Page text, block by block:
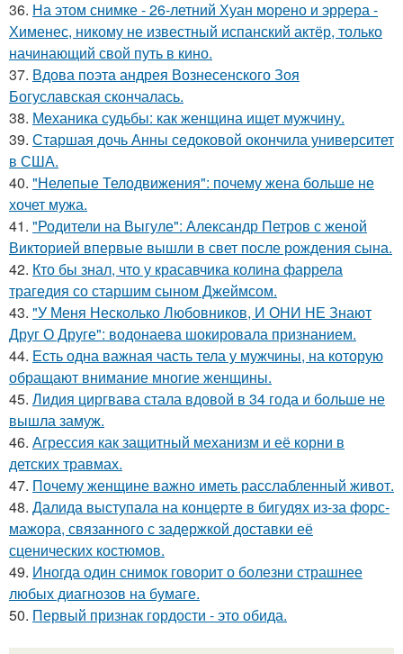
36. На этом снимке - 26-летний Хуан морено и эррера -
Хименес, никому не известный испанский актёр, только
начинающий свой путь в кино.
37. Вдова поэта андрея Вознесенского Зоя
Богуславская скончалась.
38. Механика судьбы: как женщина ищет мужчину.
39. Старшая дочь Анны седоковой окончила университет
в США.
40. "Нелепые Телодвижения": почему жена больше не
хочет мужа.
41. "Родители на Выгуле": Александр Петров с женой
Викторией впервые вышли в свет после рождения сына.
42. Кто бы знал, что у красавчика колина фаррела
трагедия со старшим сыном Джеймсом.
43. "У Меня Несколько Любовников, И ОНИ НЕ Знают
Друг О Друге": водонаева шокировала признанием.
44. Есть одна важная часть тела у мужчины, на которую
обращают внимание многие женщины.
45. Лидия циргвава стала вдовой в 34 года и больше не
вышла замуж.
46. Агрессия как защитный механизм и её корни в
детских травмах.
47. Почему женщине важно иметь расслабленный живот.
48. Далида выступала на концерте в бигудях из-за форс-
мажора, связанного с задержкой доставки её
сценических костюмов.
49. Иногда один снимок говорит о болезни страшнее
любых диагнозов на бумаге.
50. Первый признак гордости - это обида.